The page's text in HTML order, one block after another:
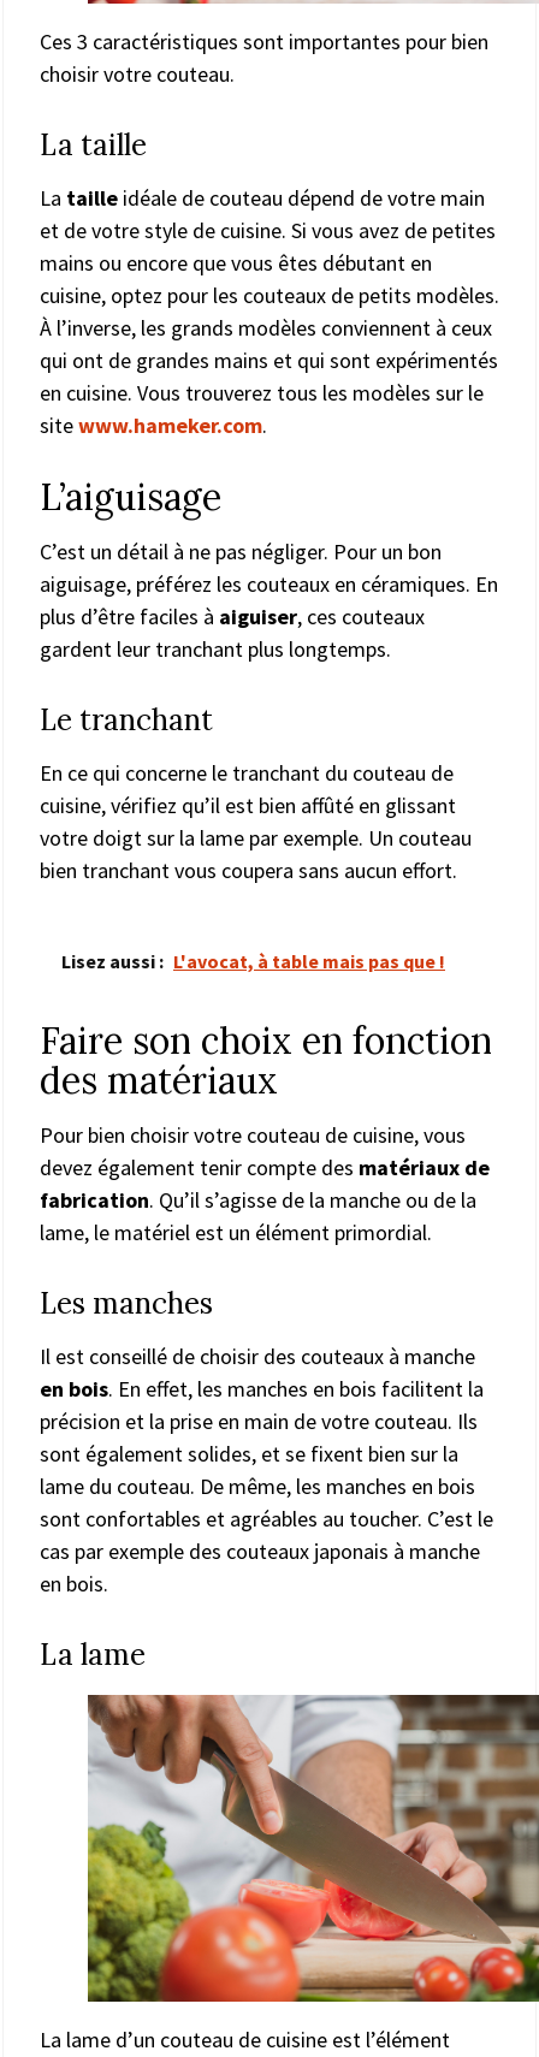
Ces 3 caractéristiques sont importantes pour bien
choisir votre couteau.
La taille
La taille idéale de couteau dépend de votre main
et de votre style de cuisine. Si vous avez de petites
mains ou encore que vous êtes débutant en
cuisine, optez pour les couteaux de petits modèles.
À l’inverse, les grands modèles conviennent à ceux
qui ont de grandes mains et qui sont expérimentés
en cuisine. Vous trouverez tous les modèles sur le
sitewww.hameker.com.
L’aiguisage
C’est un détail à ne pas négliger. Pour un bon
aiguisage, préférez les couteaux en céramiques. En
plus d’être faciles à aiguiser, ces couteaux
gardent leur tranchant plus longtemps.
Le tranchant
En ce qui concerne le tranchant du couteau de
cuisine, vérifiez qu’il est bien affûté en glissant
votre doigt sur la lame par exemple. Un couteau
bien tranchant vous coupera sans aucun effort.
Lisez aussi : L'avocat, à table mais pas que !
Faire son choix en fonction
des matériaux
Pour bien choisir votre couteau de cuisine, vous
devez également tenir compte des matériaux de
fabrication. Qu’il s’agisse de la manche ou de la
lame, le matériel est un élément primordial.
Les manches
Il est conseillé de choisir des couteaux à manche
en bois. En effet, les manches en bois facilitent la
précision et la prise en main de votre couteau. Ils
sont également solides, et se fixent bien sur la
lame du couteau. De même, les manches en bois
sont confortables et agréables au toucher. C’est le
cas par exemple des couteaux japonais à manche
en bois.
La lame
La lame d’un couteau de cuisine est l’élément